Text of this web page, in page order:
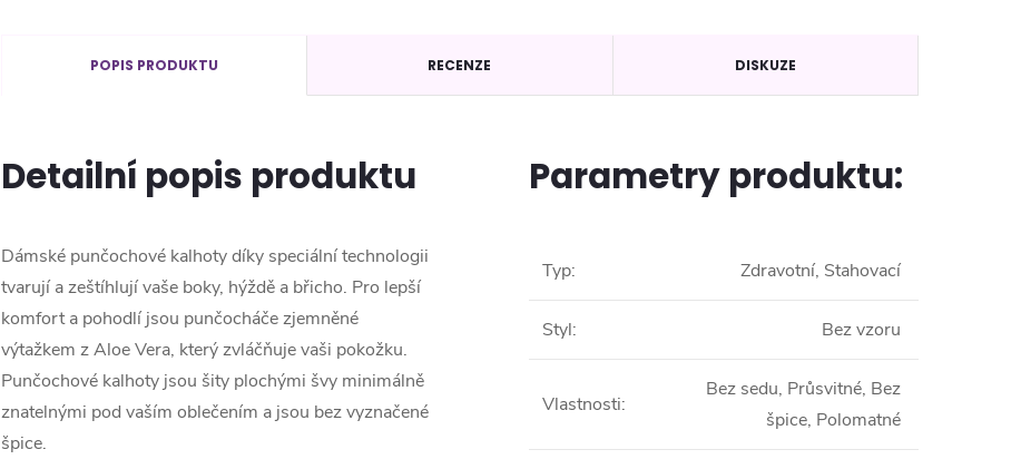
POPIS PRODUKTU RECENZE DISKUZE
Detailní popis produktu
Dámské punčochové kalhoty díky speciální technologii
tvarují a zeštíhlují vaše boky, hýždě a břicho. Pro lepší
komfort a pohodlí jsou punčocháče zjemněné
výtažkem z Aloe Vera, který zvláčňuje vaši pokožku.
Punčochové kalhoty jsou šity plochými švy minimálně
znatelnými pod vaším oblečením a jsou bez vyznačené
špice.
Parametry produktu:
Typ: Zdravotní, Stahovací
Styl: Bez vzoru
Vlastnosti:
Bez sedu, Průsvitné, Bez
špice, Polomatné